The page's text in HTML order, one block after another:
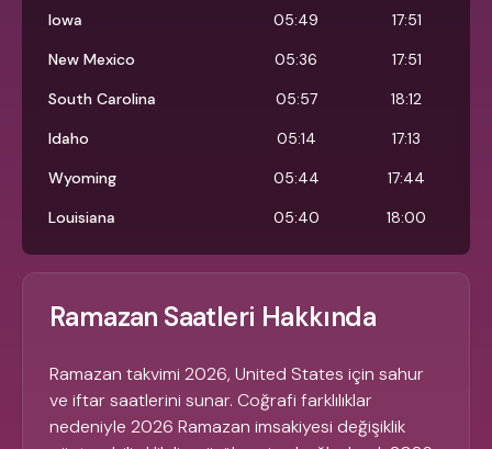
Iowa 05:49
17:51
New Mexico
05:36
17:51
South Carolina
05:57
18:12
Idaho
05:14
17:13
Wyoming
05:44
17:44
Louisiana
05:40 18:00
Ramazan Saatleri Hakkında
Ramazan takvimi 2026, United States için sahur
ve iftar saatlerini sunar. Coğrafi farklılıklar
nedeniyle 2026 Ramazan imsakiyesi değişiklik